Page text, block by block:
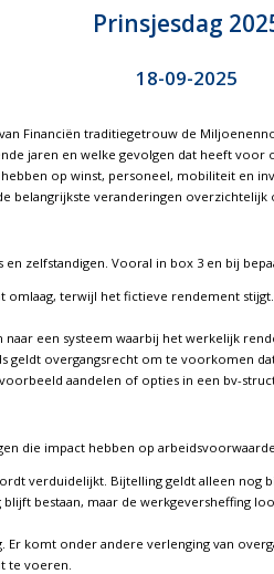
Prinsjesdag
18-09-2025
Financiën traditiegetrouw de
jaren en welke gevolgen dat heeft
op winst, personeel, mobiliteit en
belangrijkste veranderingen overzichtelijk
zelfstandigen. Vooral in box 3 en bij
omlaag, terwijl het fictieve rendement
naar een systeem waarbij het werkelijk
geldt overgangsrecht om te voorkomen
aandelen of opties in een bv-
die impact hebben op
verduidelijkt. Bijtelling geldt alleen
bestaan, maar de werkgeversheffing
Er komt onder andere verlenging van
te voeren.